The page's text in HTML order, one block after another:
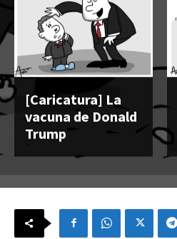
[Caricatura] La
vacuna de Donald
Trump